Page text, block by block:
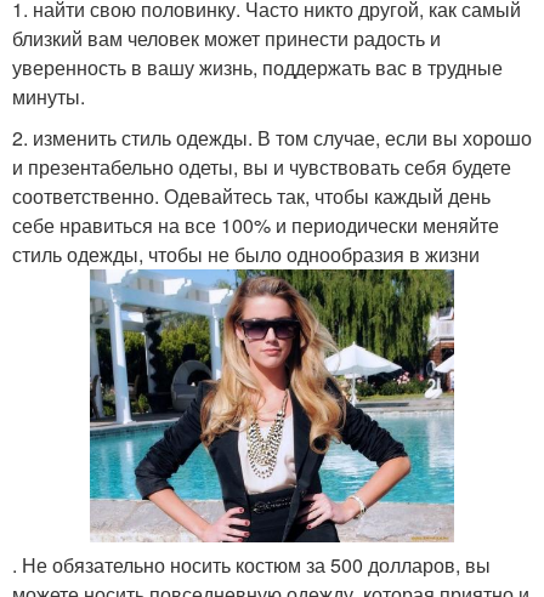
1. найти свою половинку. Часто никто другой, как самый
близкий вам человек может принести радость и
уверенность в вашу жизнь, поддержать вас в трудные
минуты.
2. изменить стиль одежды. В том случае, если вы хорошо
и презентабельно одеты, вы и чувствовать себя будете
соответственно. Одевайтесь так, чтобы каждый день
себе нравиться на все 100% и периодически меняйте
стиль одежды, чтобы не было однообразия в жизни
. Не обязательно носить костюм за 500 долларов, вы